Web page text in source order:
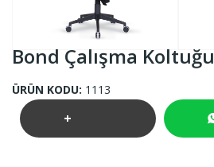
Bond Çalışma Koltuğu
ÜRÜN KODU: 1113
+